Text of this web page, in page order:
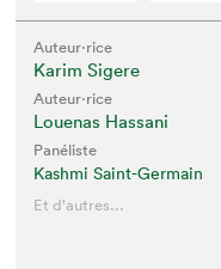
Auteur·rice
Karim Sigere
Auteur·rice
Louenas Hassani
Panéliste
Kashmi Saint-Germain
Et d'autres...